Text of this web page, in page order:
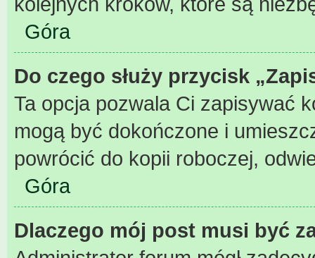
Góra
Do czego służy przycisk
Ta opcja pozwala Ci zapisywać
mogą być dokończone i
powrócić do kopii roboczej,
Góra
Dlaczego mój post musi być